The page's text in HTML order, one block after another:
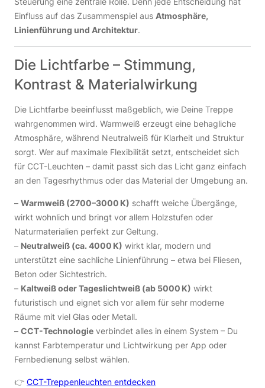
Einfluss auf das Zusammenspiel aus Atmosphäre,
Linienführung und Architektur.
Die Lichtfarbe – Stimmung,
Kontrast & Materialwirkung
Die Lichtfarbe beeinflusst maßgeblich, wie Deine Treppe
wahrgenommen wird. Warmweiß erzeugt eine behagliche
Atmosphäre, während Neutralweiß für Klarheit und Struktur
sorgt. Wer auf maximale Flexibilität setzt, entscheidet sich
für CCT-Leuchten – damit passt sich das Licht ganz einfach
an den Tagesrhythmus oder das Material der Umgebung an.
– Warmweiß (2700–3000 K) schafft weiche Übergänge,
wirkt wohnlich und bringt vor allem Holzstufen oder
Naturmaterialien perfekt zur Geltung.
– Neutralweiß (ca. 4000 K) wirkt klar, modern und
unterstützt eine sachliche Linienführung – etwa bei Fliesen,
Beton oder Sichtestrich.
– Kaltweiß oder Tageslichtweiß (ab 5000 K) wirkt
futuristisch und eignet sich vor allem für sehr moderne
Räume mit viel Glas oder Metall.
– CCT-Technologie verbindet alles in einem System – Du
kannst Farbtemperatur und Lichtwirkung per App oder
Fernbedienung selbst wählen.
👉 CCT-Treppenleuchten entdecken